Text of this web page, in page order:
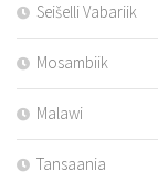
Seišelli Vabariik
Mosambiik
Malawi
Tansaania